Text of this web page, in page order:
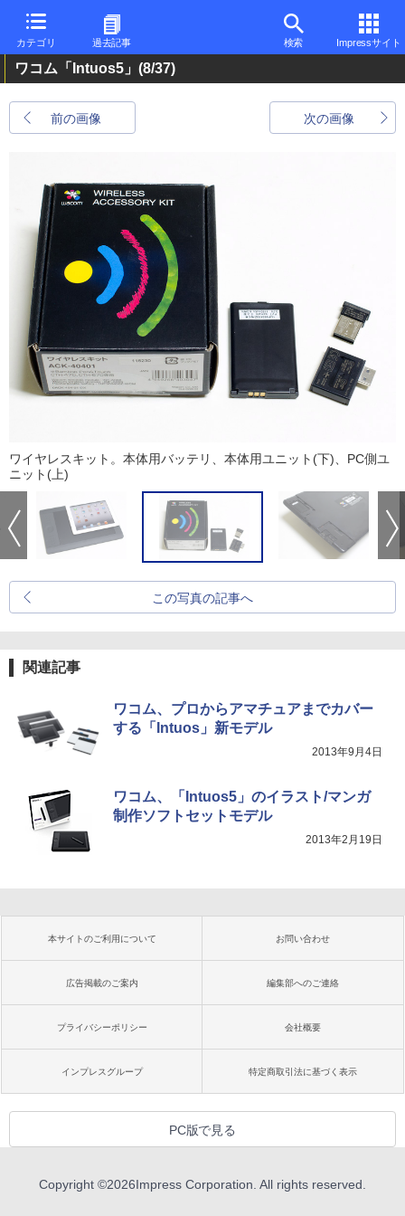
カテゴリ 過去記事 検索 Impressサイト
ワコム「Intuos5」 (8/37)
前の画像 次の画像
ワイヤレスキット。本体用バッテリ、本体用ユニット(下)、PC側ユ
ニット(上)
この写真の記事へ
関連記事
ワコム、プロからアマチュアまでカバー
する「Intuos」新モデル
2013年9月4日
ワコム、「Intuos5」のイラスト/マンガ
制作ソフトセットモデル
2013年2月19日
本サイトのご利用について お問い合わせ
広告掲載のご案内 編集部へのご連絡
プライバシーポリシー 会社概要
インプレスグループ 特定商取引法に基づく表示
PC版で見る
Copyright ©2026Impress Corporation. All rights reserved.